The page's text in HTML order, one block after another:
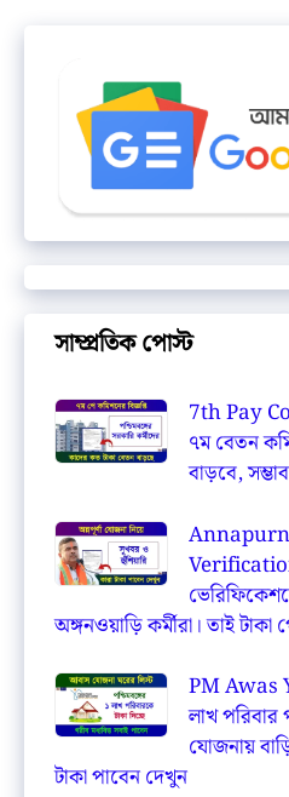
সাম্প্রতিক পোস্ট
7th Pay
৭ম বেতন
বাড়বে,
অঙ্গনওয়াড়ি কর্মীরা। তাই টাকা
PM Awas
লাখ পরিবার
যোজনায়
টাকা পাবেন দেখুন